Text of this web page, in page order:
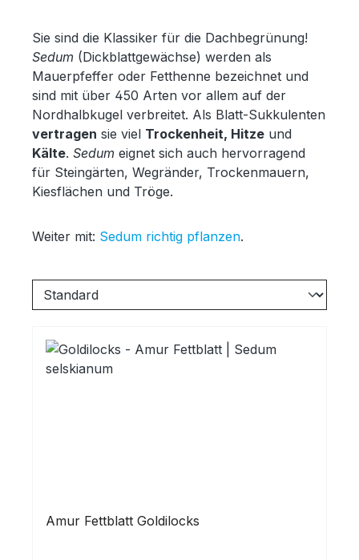
Sie sind die Klassiker für die Dachbegrünung!
Sedum (Dickblattgewächse) werden als
Mauerpfeffer oder Fetthenne bezeichnet und
sind mit über 450 Arten vor allem auf der
Nordhalbkugel verbreitet. Als Blatt-Sukkulenten
vertragen sie viel Trockenheit, Hitze und
Kälte. Sedum eignet sich auch hervorragend
für Steingärten, Wegränder, Trockenmauern,
Kiesflächen und Tröge.
Weiter mit: Sedum richtig pflanzen.
Amur Fettblatt Goldilocks